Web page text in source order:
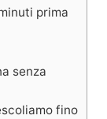
prima
senza
fino